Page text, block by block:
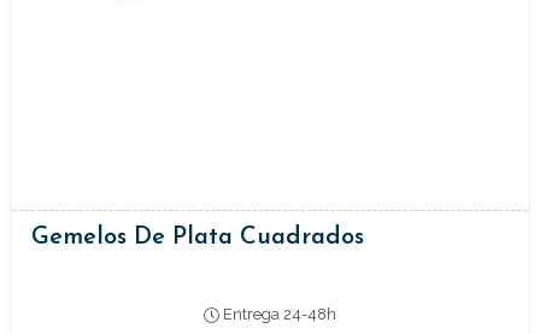
Gemelos De Plata Cuadrados
Entrega 24-48h